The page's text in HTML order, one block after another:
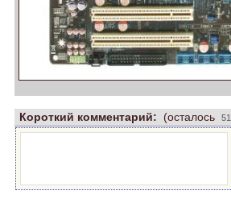
Короткий комментарий: (осталось